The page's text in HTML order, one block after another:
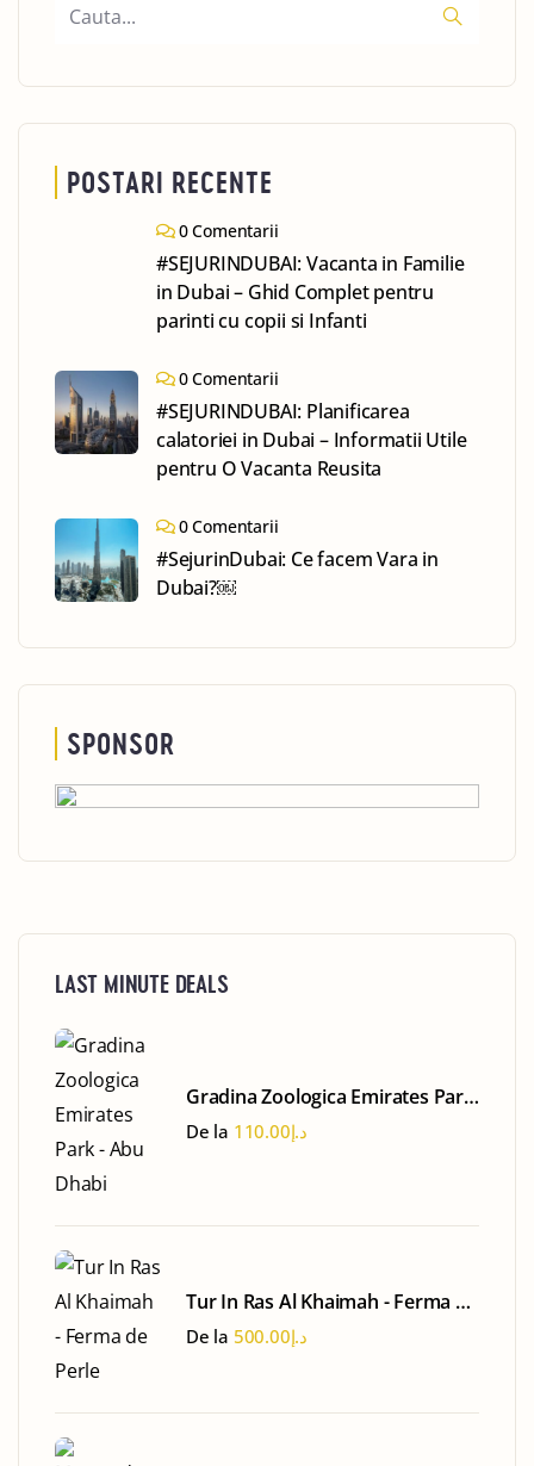
POSTARI RECENTE
0 Comentarii
#SEJURINDUBAI: Vacanta in Familie
in Dubai – Ghid Complet pentru
parinti cu copii si Infanti
0 Comentarii
#SEJURINDUBAI: Planificarea
calatoriei in Dubai – Informatii Utile
pentru O Vacanta Reusita
0 Comentarii
#SejurinDubai: Ce facem Vara in
Dubai?￼
SPONSOR
LAST MINUTE DEALS
Gradina Zoologica Emirates Park
- Abu Dhabi
De la د.إ110.00
Tur In Ras Al Khaimah - Ferma de
Perle
De la د.إ500.00